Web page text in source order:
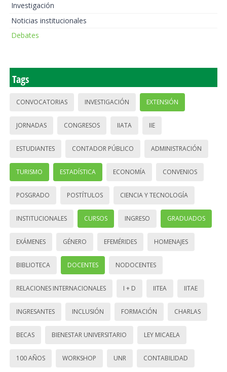
Investigación
Noticias institucionales
Debates
Tags
CONVOCATORIAS INVESTIGACIÓN EXTENSIÓN
JORNADAS CONGRESOS IIATA IIE
ESTUDIANTES CONTADOR PÚBLICO ADMINISTRACIÓN
TURISMO ESTADÍSTICA ECONOMÍA CONVENIOS
POSGRADO POSTÍTULOS CIENCIA Y TECNOLOGÍA
INSTITUCIONALES CURSOS INGRESO GRADUADOS
EXÁMENES GÉNERO EFEMÉRIDES HOMENAJES
BIBLIOTECA DOCENTES NODOCENTES
RELACIONES INTERNACIONALES I + D IITEA IITAE
INGRESANTES INCLUSIÓN FORMACIÓN CHARLAS
BECAS BIENESTAR UNIVERSITARIO LEY MICAELA
100 AÑOS WORKSHOP UNR CONTABILIDAD